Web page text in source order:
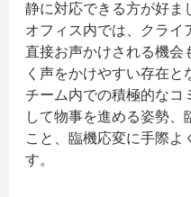
静に対応できる方が好ま
オフィス内では、クライ
直接お声かけされる機会
く声をかけやすい存在と
チーム内での積極的なコ
して物事を進める姿勢、
こと、臨機応変に手際よ
す。